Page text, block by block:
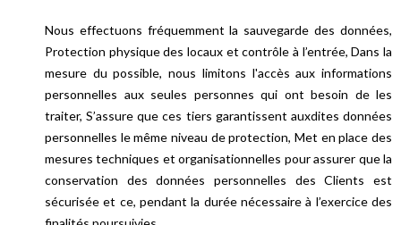
Nous effectuons fréquemment la sauvegarde des données,
Protection physique des locaux et contrôle à l’entrée, Dans la
mesure du possible, nous limitons l'accès aux informations
personnelles aux seules personnes qui ont besoin de les
traiter, S’assure que ces tiers garantissent auxdites données
personnelles le même niveau de protection, Met en place des
mesures techniques et organisationnelles pour assurer que la
conservation des données personnelles des Clients est
sécurisée et ce, pendant la durée nécessaire à l’exercice des